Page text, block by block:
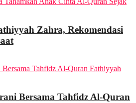
Zahra, Rekomendasi
Bersama Tahfidz Al-Quran